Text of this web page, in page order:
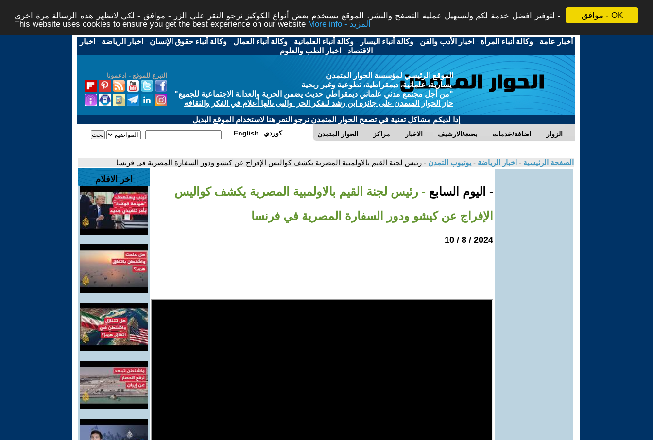
موافق - OK
لتوفير افضل خدمة لكم ولتسهيل عملية التصفح والنشر، الموقع يستخدم بعض أنواع الكوكيز نرجو النقر على الزر - موافق - لكي لاتظهر هذه الرسالة مرة اخرى -
This website uses cookies to ensure you get the best experience on our website
More info - المزيد
أخبار عامة -وكالة أنباء المرأة - اخبار الأدب والفن -وكالة أنباء اليسار -وكالة أنباء العلمانية -وكالة أنباء العمال -وكالة أنباء حقوق الإنسان - اخبار الرياضة - اخبار
الاقتصاد - اخبار الطب والعلوم
التبرع للموقع - ادعمونا
الموقع الرئيسي لمؤسسة الحوار المتمدن
يسارية، علمانية، ديمقراطية، تطوعية وغير ربحية
"من أجل مجتمع مدني علماني ديمقراطي حديث يضمن الحرية والعدالة الاجتماعية للجميع"
حاز الحوار المتمدن على جائزة ابن رشد للفكر الحر والتى نالها أعلام في الفكر والثقافة
إذا لديكم مشاكل تقنية في تصفح الحوار المتمدن نرجو النقر هنا لاستخدام الموقع البديل
الحوار المتمدن مراكز الاخبار بحث/الارشيف اضافة/خدمات الزوار English كوردي
الصفحة الرئيسية - اخبار الرياضة - يوتيوب التمدن - رئيس لجنة القيم بالاولمبية المصرية يكشف كواليس الإفراج عن كيشو ودور السفارة المصرية في فرنسا
- اليوم السابع - رئيس لجنة القيم بالاولمبية المصرية يكشف كواليس
الإفراج عن كيشو ودور السفارة المصرية في فرنسا
2024 / 8 / 10
اخر الافلام